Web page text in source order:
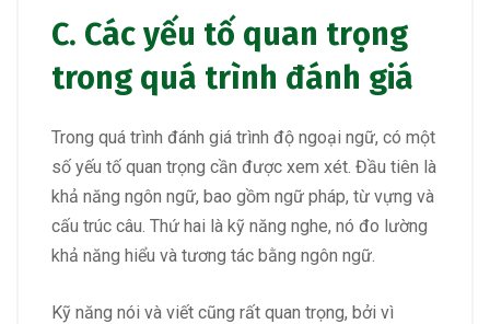
C. Các yếu tố quan trọng
trong quá trình đánh giá
Trong quá trình đánh giá trình độ ngoại ngữ, có một
số yếu tố quan trọng cần được xem xét. Đầu tiên là
khả năng ngôn ngữ, bao gồm ngữ pháp, từ vựng và
cấu trúc câu. Thứ hai là kỹ năng nghe, nó đo lường
khả năng hiểu và tương tác bằng ngôn ngữ.
Kỹ năng nói và viết cũng rất quan trọng, bởi vì